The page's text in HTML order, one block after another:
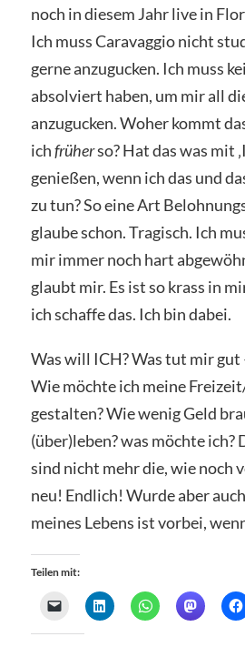
noch in diesem Jahr live in
Ich muss Caravaggio nicht
gerne anzugucken. Ich muss
absolviert haben, um mir all
anzugucken. Woher kommt
ichfrüherso? Hat das was mit
genießen, wenn ich das und
zu tun? So eine Art
glaube schon. Tragisch. Ich
mir immer noch hart
glaubt mir. Es ist so krass in
ich schaffe das. Ich bin dabei.
Was will ICH? Was tut mir gut
Wie möchte ich meine
gestalten? Wie wenig Geld
(über)leben? was möchte
sind nicht mehr die, wie noch
neu! Endlich! Wurde aber
meines Lebens ist vorbei,
Teilen mit: